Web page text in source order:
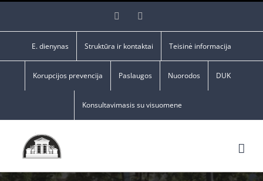
Facebook
E. dienynas Struktūra ir kontaktai Teisinė informacija
Korupcijos prevencija Paslaugos Nuorodos DUK
Konsultavimasis su visuomene